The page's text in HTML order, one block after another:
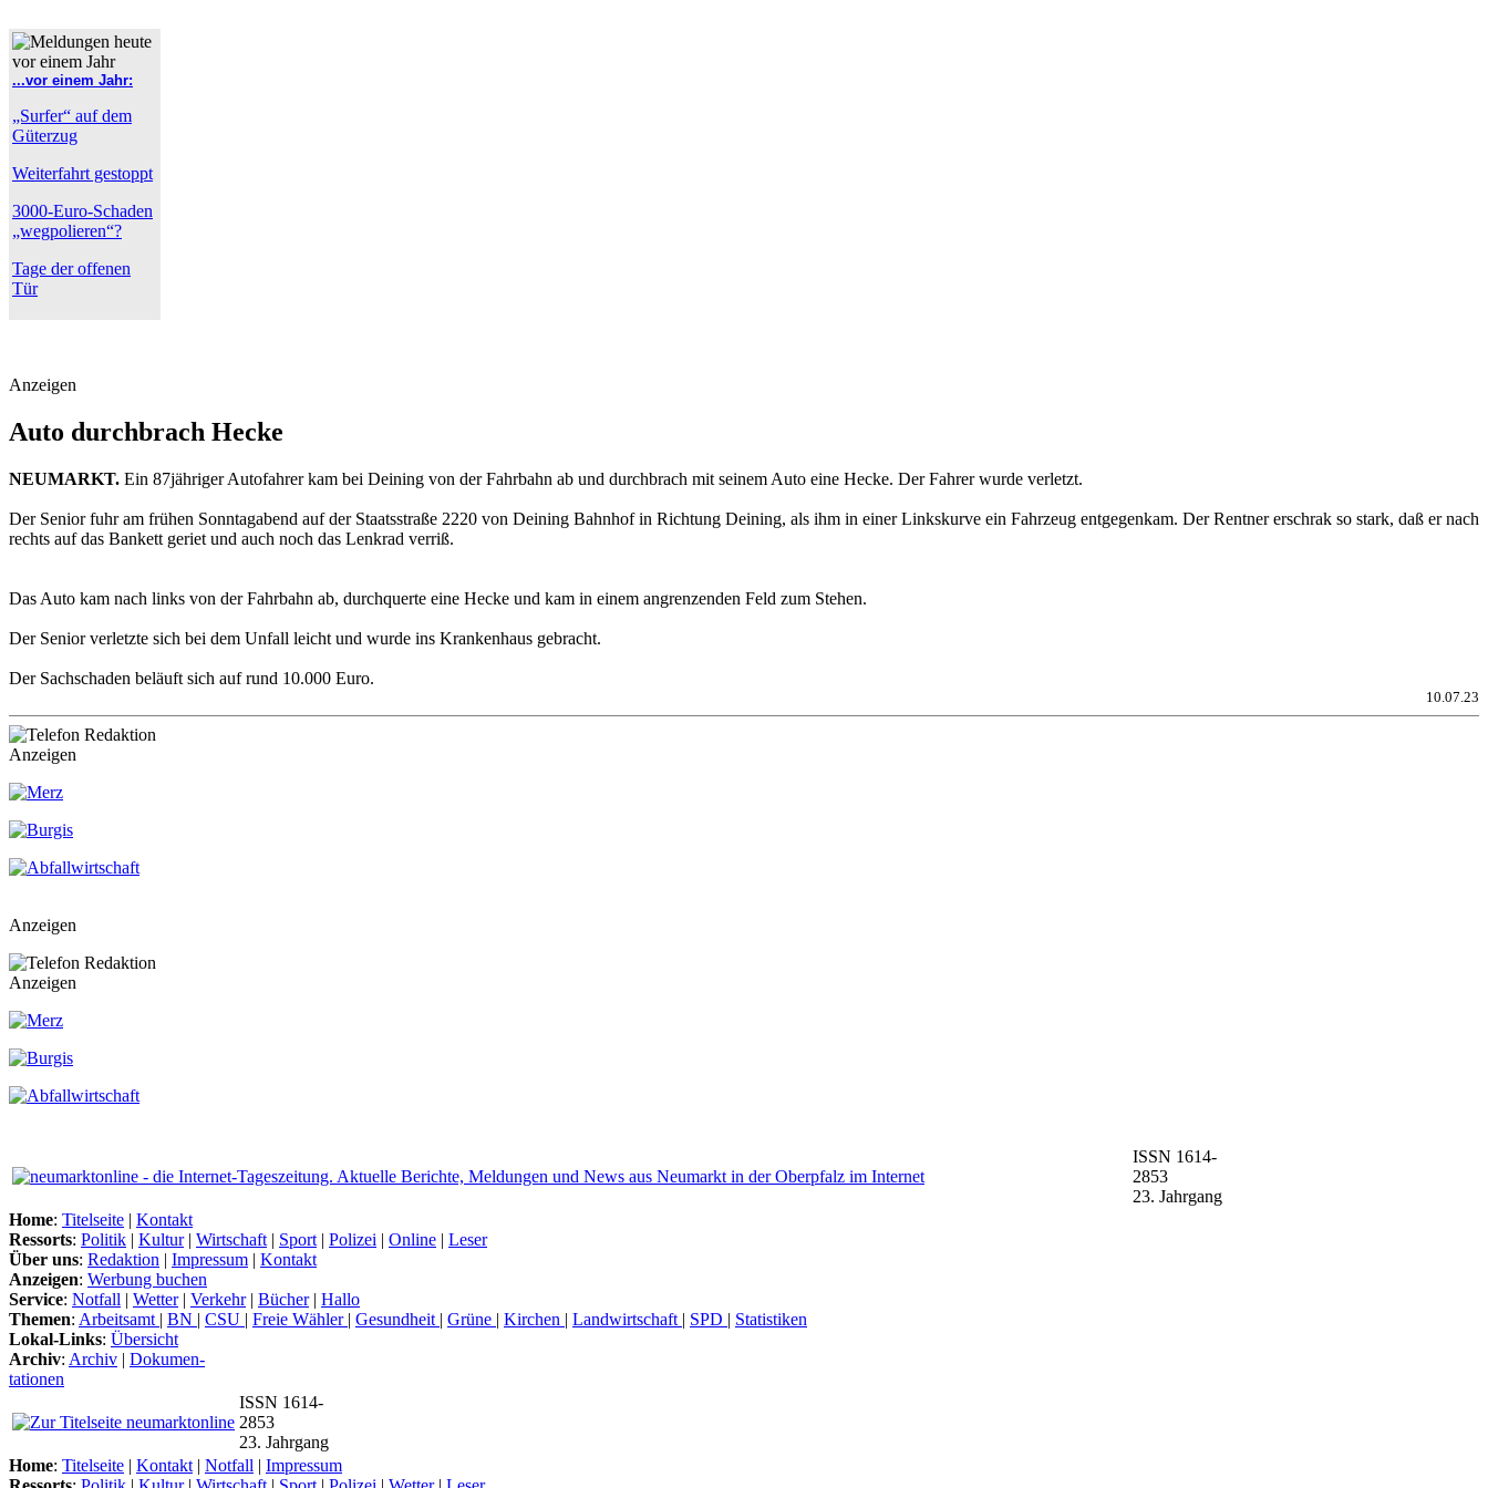
...vor einem Jahr:
„Surfer“ auf dem
Güterzug
Weiterfahrt gestoppt
3000-Euro-Schaden
„wegpolieren“?
Tage der offenen
Tür
Anzeigen
Auto durchbrach Hecke
NEUMARKT. Ein 87jähriger Autofahrer kam bei Deining von der Fahrbahn ab und durchbrach mit seinem Auto eine Hecke. Der Fahrer wurde verletzt.
Der Senior fuhr am frühen Sonntagabend auf der Staatsstraße 2220 von Deining Bahnhof in Richtung Deining, als ihm in einer Linkskurve ein Fahrzeug entgegenkam. Der Rentner erschrak so stark, daß er nach
rechts auf das Bankett geriet und auch noch das Lenkrad verriß.
Das Auto kam nach links von der Fahrbahn ab, durchquerte eine Hecke und kam in einem angrenzenden Feld zum Stehen.
Der Senior verletzte sich bei dem Unfall leicht und wurde ins Krankenhaus gebracht.
Der Sachschaden beläuft sich auf rund 10.000 Euro.
10.07.23
Anzeigen
Anzeigen
Anzeigen
ISSN 1614-
2853
23. Jahrgang
Home: Titelseite | Kontakt
Ressorts: Politik | Kultur| Wirtschaft | Sport | Polizei | Online | Leser
Über uns: Redaktion | Impressum | Kontakt
Anzeigen: Werbung buchen
Service: Notfall | Wetter| Verkehr| Bücher| Hallo
Themen: Arbeitsamt | BN | CSU | Freie Wähler | Gesundheit | Grüne | Kirchen | Landwirtschaft | SPD | Statistiken
Lokal-Links: Übersicht
Archiv: Archiv | Dokumen-
tationen
ISSN 1614-
2853
23. Jahrgang
Home: Titelseite | Kontakt | Notfall | Impressum